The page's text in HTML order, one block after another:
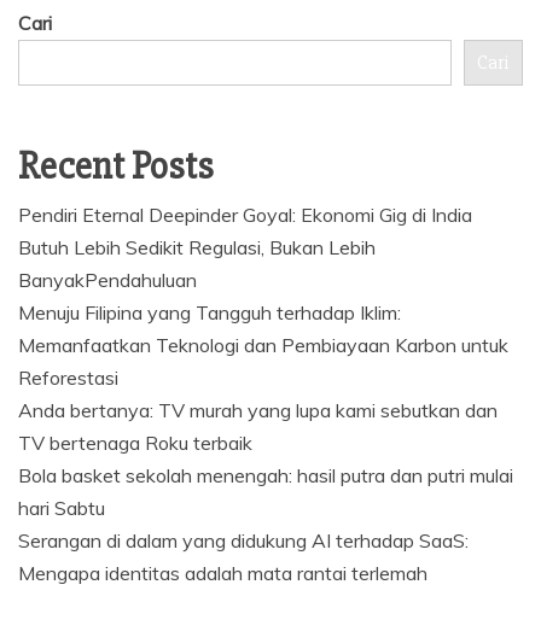
Cari
Cari
Recent Posts
Pendiri Eternal Deepinder Goyal: Ekonomi Gig di India
Butuh Lebih Sedikit Regulasi, Bukan Lebih
BanyakPendahuluan
Menuju Filipina yang Tangguh terhadap Iklim:
Memanfaatkan Teknologi dan Pembiayaan Karbon untuk
Reforestasi
Anda bertanya: TV murah yang lupa kami sebutkan dan
TV bertenaga Roku terbaik
Bola basket sekolah menengah: hasil putra dan putri mulai
hari Sabtu
Serangan di dalam yang didukung AI terhadap SaaS:
Mengapa identitas adalah mata rantai terlemah